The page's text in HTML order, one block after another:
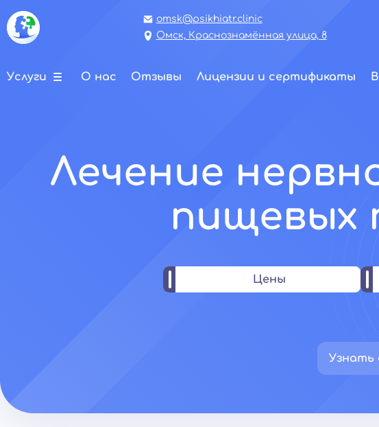
omsk@psikhiatr.clinic
Омск, Краснознамённая улица, 8
Услуги О нас Отзывы Лицензии и сертификаты
Лечение
пищевых
Цены
Узнать